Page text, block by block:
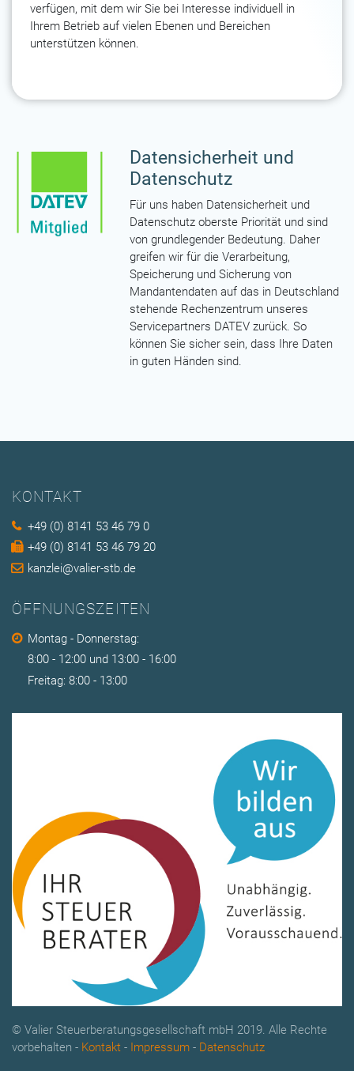
verfügen, mit dem wir Sie bei Interesse individuell in
Ihrem Betrieb auf vielen Ebenen und Bereichen
unterstützen können.
Datensicherheit und
Datenschutz
Für uns haben Datensicherheit und
Datenschutz oberste Priorität und sind
von grundlegender Bedeutung. Daher
greifen wir für die Verarbeitung,
Speicherung und Sicherung von
Mandantendaten auf das in Deutschland
stehende Rechenzentrum unseres
Servicepartners DATEV zurück. So
können Sie sicher sein, dass Ihre Daten
in guten Händen sind.
KONTAKT
+49 (0) 8141 53 46 79 0
+49 (0) 8141 53 46 79 20
kanzlei@valier-stb.de
ÖFFNUNGSZEITEN
Montag - Donnerstag:
8:00 - 12:00 und 13:00 - 16:00
Freitag: 8:00 - 13:00
© Valier Steuerberatungsgesellschaft mbH 2019. Alle Rechte
vorbehalten - Kontakt - Impressum - Datenschutz